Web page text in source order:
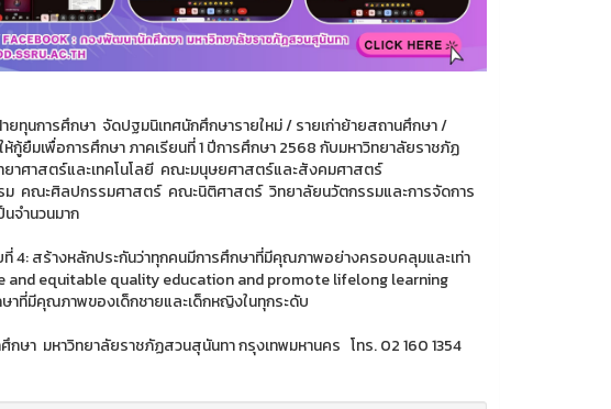
นการศึกษา จัดปฐมนิเทศนักศึกษารายใหม่ / รายเก่าย้ายสถานศึกษา /
มเพื่อการศึกษา ภาคเรียนที่ 1 ปีการศึกษา 2568 กับมหาวิทยาลัยราชภัฏ
ศาสตร์และเทคโนโลยี คณะมนุษยศาสตร์และสังคมศาสตร์
ม คณะศิลปกรรมศาสตร์ คณะนิติศาสตร์ วิทยาลัยนวัตกรรมและการจัดการ
จำนวนมาก
สร้างหลักประกันว่าทุกคนมีการศึกษาที่มีคุณภาพอย่างครอบคลุมและเท่า
and equitable quality education and promote lifelong learning
ที่มีคุณภาพของเด็กชายและเด็กหญิงในทุกระดับ
ษา มหาวิทยาลัยราชภัฏสวนสุนันทา กรุงเทพมหานคร โทร. 02 160 1354